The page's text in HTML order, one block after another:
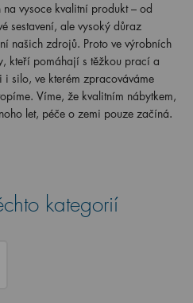
vysoce kvalitní produkt – od
sestavení, ale vysoký důraz
našich zdrojů. Proto ve výrobních
kteří pomáhají s těžkou prací a
silo, ve kterém zpracováváme
Víme, že kvalitním nábytkem,
let, péče o zemi pouze začíná.
kategorií